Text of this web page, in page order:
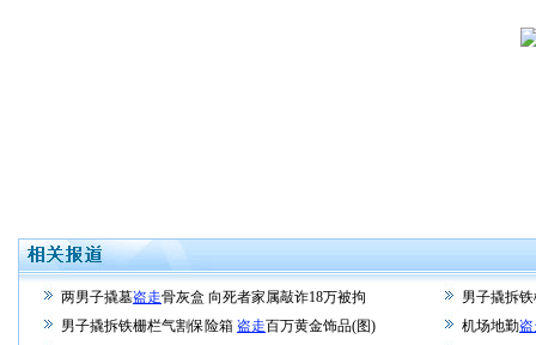
两男子撬墓盗走骨灰盒 向死者家属敲诈18万被拘
男子撬拆
男子撬拆铁栅栏气割保险箱 盗走百万黄金饰品(图) 机场地勤